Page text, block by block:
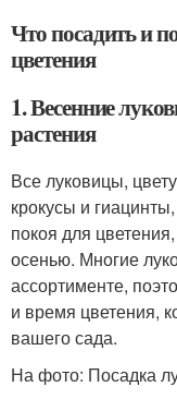
Что посадить и
цветения
1. Весенние
растения
Все луковицы,
крокусы и
покоя для
осенью. Многие
ассортименте,
и время цветения,
вашего сада.
На фото: Посадка